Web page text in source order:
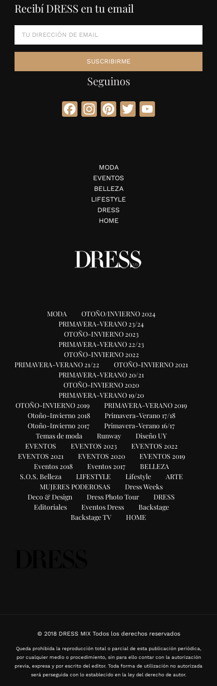
Recibí DRESS en tu email
Seguinos
Facebook
Instagram
Pinterest
Twitter
MODA
EVENTOS
BELLEZA
LIFESTYLE
DRESS
HOME
MODA
OTOÑO/INVIERNO 2024
PRIMAVERA-VERANO 23/24
OTOÑO-INVIERNO 2023
PRIMAVERA-VERANO 22/23
OTOÑO-INVIERNO 2022
PRIMAVERA-VERANO 21/22
OTOÑO-INVIERNO 2021
PRIMAVERA-VERANO 20/21
OTOÑO-INVIERNO 2020
PRIMAVERA-VERANO 19/20
OTOÑO-INVIERNO 2019
PRIMAVERA-VERANO 2019
Otoño-Invierno 2018
Primavera-Verano 17/18
Otoño-Invierno 2017
Primavera-Verano 16/17
Temas de moda
Runway
Diseño UY
EVENTOS
EVENTOS 2023
EVENTOS 2022
EVENTOS 2021
EVENTOS 2020
EVENTOS 2019
Eventos 2018
Eventos 2017
BELLEZA
S.O.S. Belleza
LIFESTYLE Lifestyle
ARTE
MUJERES PODEROSAS
Dress Weeks
Deco & Design
Dress Photo Tour
DRESS
Editoriales
Eventos Dress
Backstage
Backstage TV
HOME
© 2018 DRESS MIX Todos los derechos reservados
Queda prohibida la reproducción total o parcial de esta publicación periódica,
por cualquier medio o procedimiento, sin para ello contar con la autorización
previa, expresa y por escrito del editor. Toda forma de utilización no autorizada
será perseguida con lo establecido en la ley del derecho de autor.